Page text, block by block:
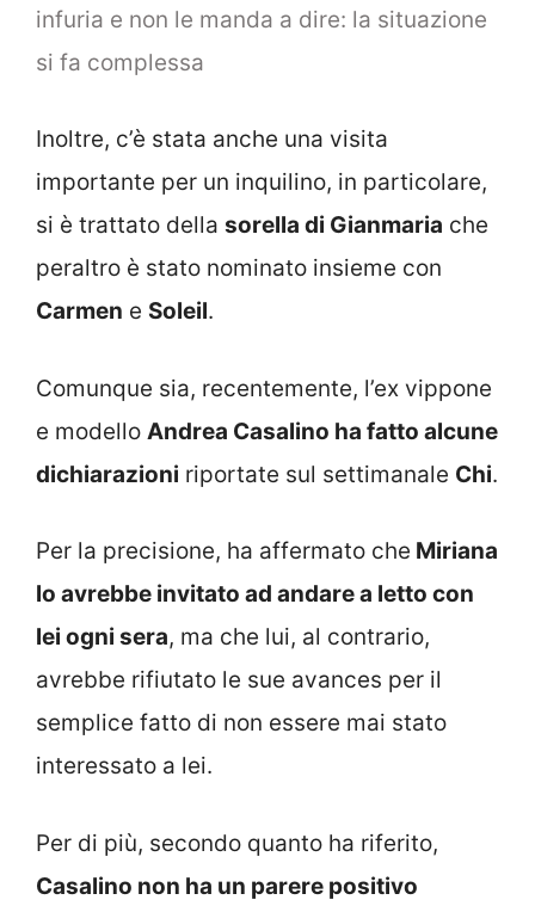
infuria e non le manda a dire: la situazione
si fa complessa
Inoltre, c’è stata anche una visita
importante per un inquilino, in particolare,
si è trattato della sorella di Gianmaria che
peraltro è stato nominato insieme con
Carmen e Soleil.
Comunque sia, recentemente, l’ex vippone
e modello Andrea Casalino ha fatto alcune
dichiarazioni riportate sul settimanale Chi.
Per la precisione, ha affermato che Miriana
lo avrebbe invitato ad andare a letto con
lei ogni sera, ma che lui, al contrario,
avrebbe rifiutato le sue avances per il
semplice fatto di non essere mai stato
interessato a lei.
Per di più, secondo quanto ha riferito,
Casalino non ha un parere positivo